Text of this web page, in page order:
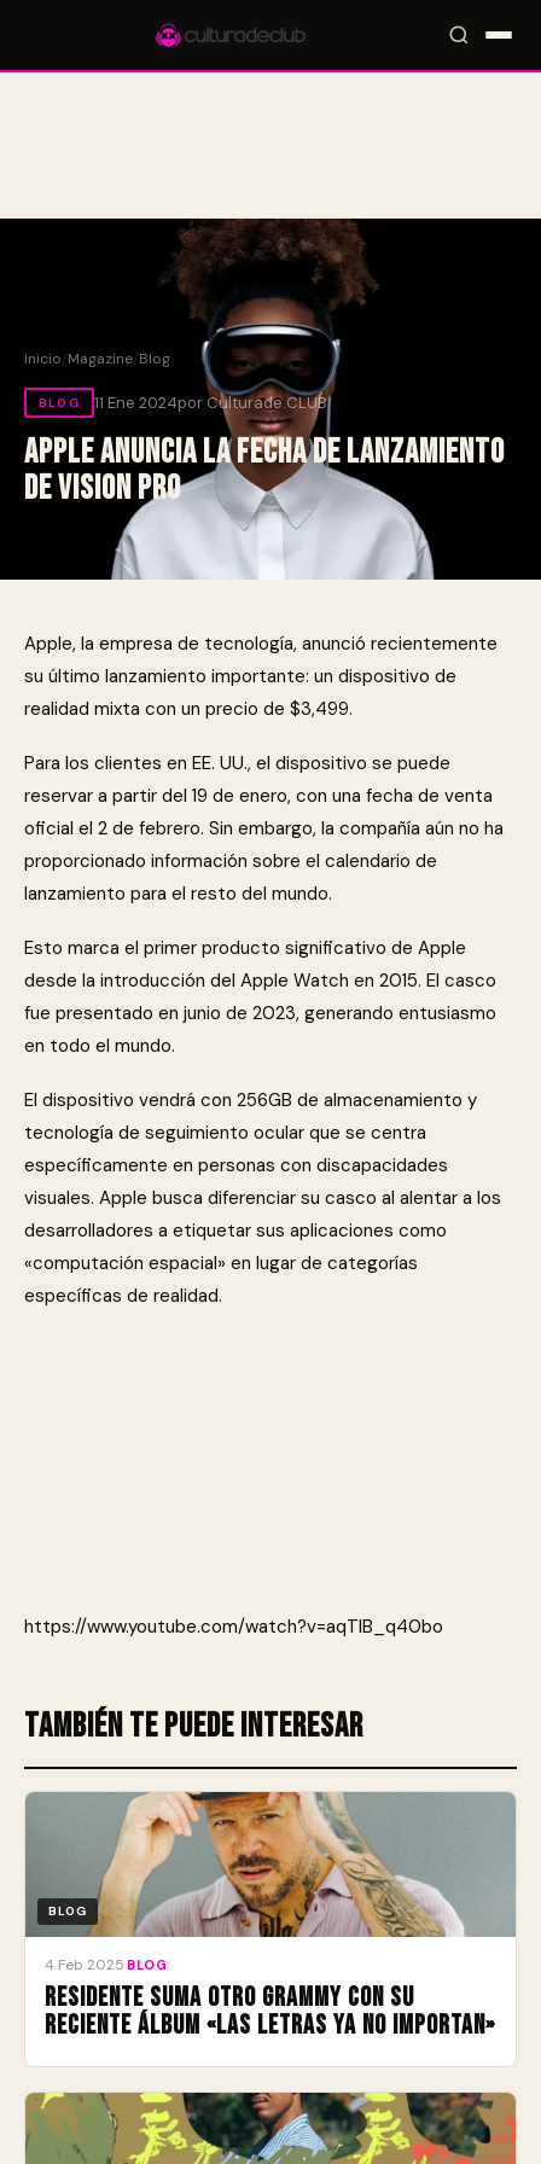
Inicio/Magazine/Blog
BLOG 11 Ene 2024por Culturade.CLUB
Apple anuncia la fecha de lanzamiento
de Vision Pro
Apple, la empresa de tecnología, anunció recientemente
su último lanzamiento importante: un dispositivo de
realidad mixta con un precio de $3,499.
Para los clientes en EE. UU., el dispositivo se puede
reservar a partir del 19 de enero, con una fecha de venta
oficial el 2 de febrero. Sin embargo, la compañía aún no ha
proporcionado información sobre el calendario de
lanzamiento para el resto del mundo.
Esto marca el primer producto significativo de Apple
desde la introducción del Apple Watch en 2015. El casco
fue presentado en junio de 2023, generando entusiasmo
en todo el mundo.
El dispositivo vendrá con 256GB de almacenamiento y
tecnología de seguimiento ocular que se centra
específicamente en personas con discapacidades
visuales. Apple busca diferenciar su casco al alentar a los
desarrolladores a etiquetar sus aplicaciones como
«computación espacial» en lugar de categorías
específicas de realidad.
https://www.youtube.com/watch?v=aqTIB_q40bo
También te puede interesar
BLOG
4 Feb 2025 BLOG
Residente suma otro Grammy con su
reciente álbum «Las Letras Ya No Importan»